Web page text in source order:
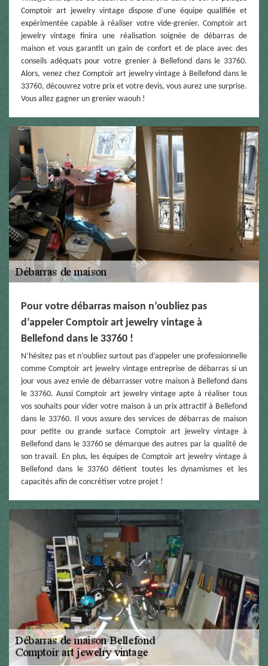
Comptoir art jewelry vintage dispose d’une équipe qualifiée et
expérimentée capable à réaliser votre vide-grenier. Comptoir art
jewelry vintage finira une réalisation soignée de débarras de
maison et vous garantit un gain de confort et de place avec des
conseils adéquats pour votre grenier à Bellefond dans le 33760.
Alors, venez chez Comptoir art jewelry vintage à Bellefond dans le
33760, découvrez votre prix et votre devis, vous aurez une surprise.
Vous allez gagner un grenier waouh !
Pour votre débarras maison n’oubliez pas
d’appeler Comptoir art jewelry vintage à
Bellefond dans le 33760 !
N’hésitez pas et n’oubliez surtout pas d’appeler une professionnelle
comme Comptoir art jewelry vintage entreprise de débarras si un
jour vous avez envie de débarrasser votre maison à Bellefond dans
le 33760. Aussi Comptoir art jewelry vintage apte à réaliser tous
vos souhaits pour vider votre maison à un prix attractif à Bellefond
dans le 33760. Il vous assure des services de débarras de maison
pour petite ou grande surface Comptoir art jewelry vintage à
Bellefond dans le 33760 se démarque des autres par la qualité de
son travail. En plus, les équipes de Comptoir art jewelry vintage à
Bellefond dans le 33760 détient toutes les dynamismes et les
capacités afin de concrétiser votre projet !